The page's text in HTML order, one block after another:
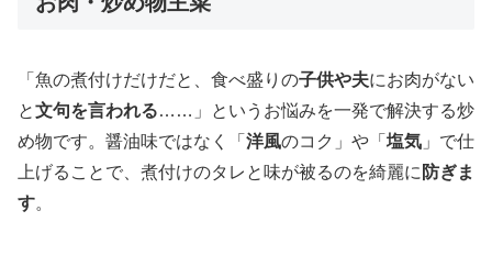
「魚の煮付けだけだと、食べ盛りの子供や夫にお肉がない
と文句を言われる……」というお悩みを一発で解決する炒
め物です。醤油味ではなく「 洋風のコク」や「 塩気 」で仕
上げることで、煮付けのタレと味が被るのを綺麗に 防ぎま
す。